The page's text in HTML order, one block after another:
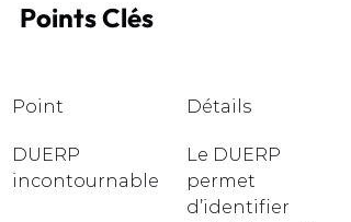
Points Clés
Point Détails
DUERP
incontournable
Le DUERP
permet
d’identifier